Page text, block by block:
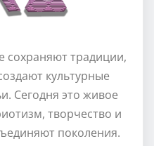
сохраняют традиции,
культурные
Сегодня это живое
творчество и
поколения.